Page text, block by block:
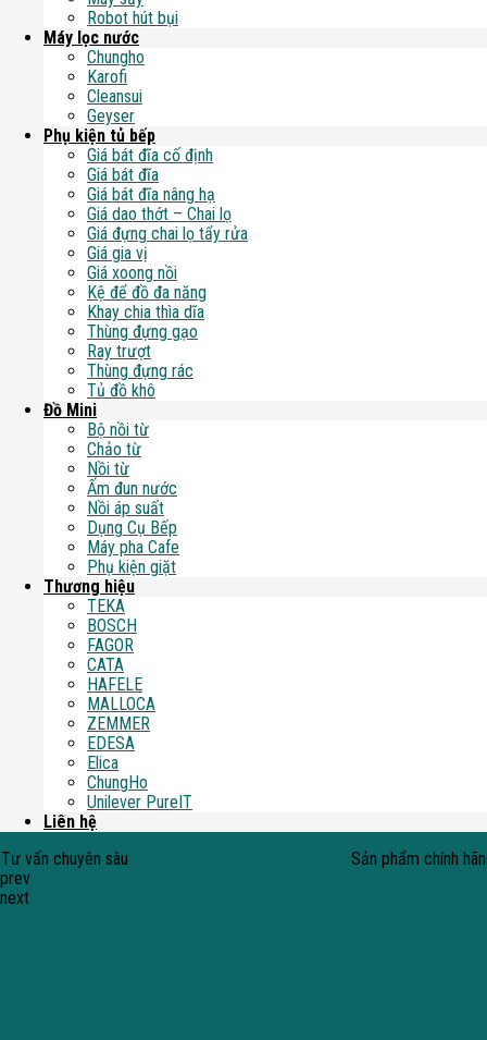
Robot hút bụi
Máy lọc nước
Chungho
Karofi
Cleansui
Geyser
Phụ kiện tủ bếp
Giá bát đĩa cố định
Giá bát đĩa
Giá bát đĩa nâng hạ
Giá dao thớt – Chai lọ
Giá đựng chai lọ tẩy rửa
Giá gia vị
Giá xoong nồi
Kệ để đồ đa năng
Khay chia thìa dĩa
Thùng đựng gạo
Ray trượt
Thùng đựng rác
Tủ đồ khô
Đồ Mini
Bộ nồi từ
Chảo từ
Nồi từ
Ấm đun nước
Nồi áp suất
Dụng Cụ Bếp
Máy pha Cafe
Phụ kiện giặt
Thương hiệu
TEKA
BOSCH
FAGOR
CATA
HAFELE
MALLOCA
ZEMMER
EDESA
Elica
ChungHo
Unilever PureIT
Liên hệ
Tư vấn chuyên sâu
Sản phẩm chính
prev
next